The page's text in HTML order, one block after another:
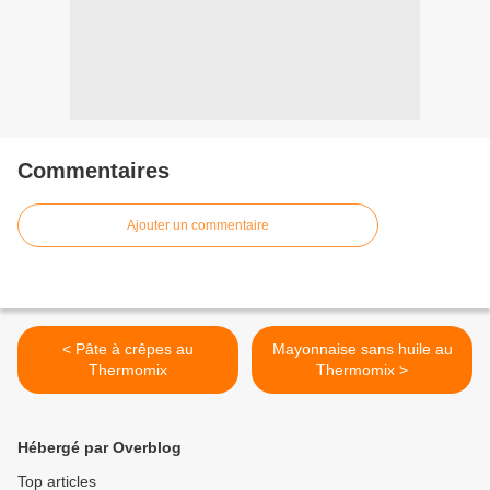
Commentaires
Ajouter un commentaire
< Pâte à crêpes au
Thermomix
Mayonnaise sans huile au
Thermomix >
Hébergé par Overblog
Top articles